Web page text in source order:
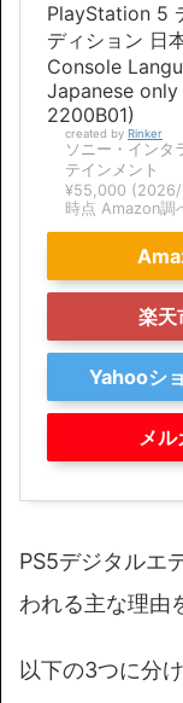
PlayStation 5
ディション 日
Console
Japanese only
2200B01)
created by Rinker
ソニー・インタ
テインメント
¥55,000
時点 Amazon調
楽天
Yahooシ
メル
PS5デジタルエ
われる主な理由
以下の3つに分